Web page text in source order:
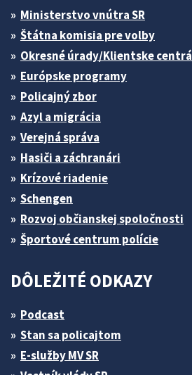
Ministerstvo vnútra SR
Štátna komisia pre volby
Okresné úrady/Klientske centrá
Európske programy
Policajný zbor
Azyl a migrácia
Verejná správa
Hasiči a záchranári
Krízové riadenie
Schengen
Rozvoj občianskej spoločnosti
Športové centrum polície
DÔLEŽITÉ ODKAZY
Podcast
Stan sa policajtom
E-služby MV SR